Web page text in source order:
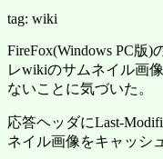
tag: wiki
FireFox(Windows PC版
レwikiのサムネイル画
ないことに気づいた。
応答ヘッダにLast-
ネイル画像をキャッシ